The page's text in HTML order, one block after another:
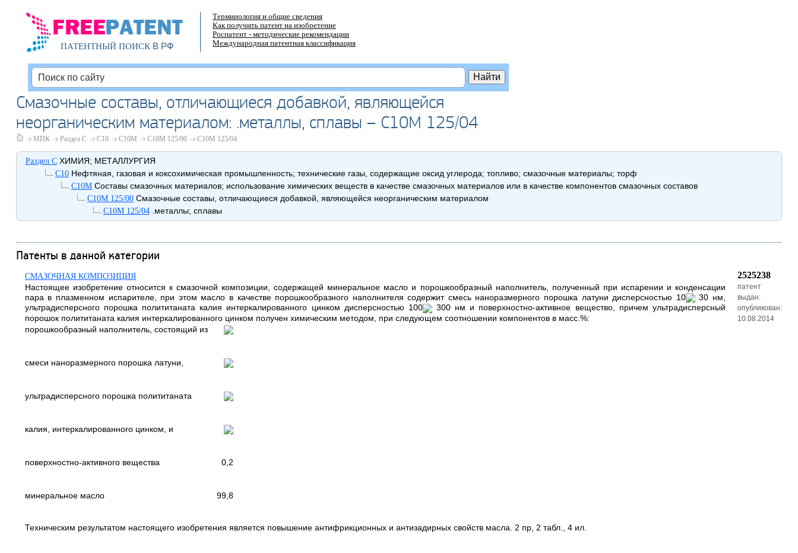
ПАТЕНТНЫЙ ПОИСКВ РФ
Терминология и общие сведения
Как получить патент на изобретение
Роспатент - методические рекомендации
Международная патентная классификация
Смазочные составы, отличающиеся добавкой, являющейся
неорганическим материалом: .металлы, сплавы – C10M 125/04
МПК Раздел C C10 C10M C10M 125/00 C10M 125/04
Раздел CХИМИЯ; МЕТАЛЛУРГИЯ
C10Нефтяная, газовая и коксохимическая промышленность; технические газы, содержащие оксид углерода; топливо; смазочные материалы; торф
C10MСоставы смазочных материалов; использование химических веществ в качестве смазочных материалов или в качестве компонентов смазочных составов
C10M 125/00Смазочные составы, отличающиеся добавкой, являющейся неорганическим материалом
C10M 125/04.металлы; сплавы
Патенты в данной категории
СМАЗОЧНАЯ КОМПОЗИЦИЯ
Настоящее изобретение относится к смазочной композиции, содержащей минеральное масло и порошкообразный наполнитель, полученный при испарении и конденсации
пара в плазменном испарителе, при этом масло в качестве порошкообразного наполнителя содержит смесь наноразмерного порошка латуни дисперсностью 10
30 нм,
ультрадисперсного порошка полититаната калия интеркалированного цинком дисперсностью 100
300 нм и поверхностно-активное вещество, причем ультрадисперсный
порошок полититаната калия интеркалированного цинком получен химическим методом, при следующем соотношении компонентов в масс.%:
порошкообразный наполнитель, состоящий из
смеси наноразмерного порошка латуни,
ультрадисперсного порошка полититаната
калия, интеркалированного цинком, и
поверхностно-активного вещества 0,2
минеральное масло 99,8
Техническим результатом настоящего изобретения является повышение антифрикционных и антизадирных свойств масла. 2 пр, 2 табл., 4 ил.
2525238
патент
выдан:
опубликован:
10.08.2014